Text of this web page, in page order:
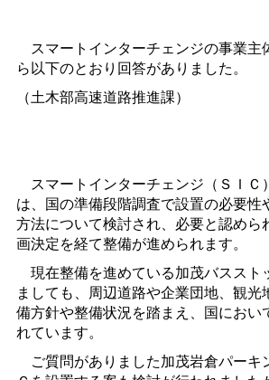
スマートインターチェンジの事業主
ら以下のとおり回答がありました。
（土木部高速道路推進課）
スマートインターチェンジ（ＳＩＣ
は、国の準備段階調査で設置の必要性
方法について検討され、必要と認めら
画決定を経て整備が進められます。
現在整備を進めている加茂バススト
ましても、周辺道路や企業団地、観光
備方針や整備状況を踏まえ、国におい
れています。
ご質問がありました加茂岩倉パーキ